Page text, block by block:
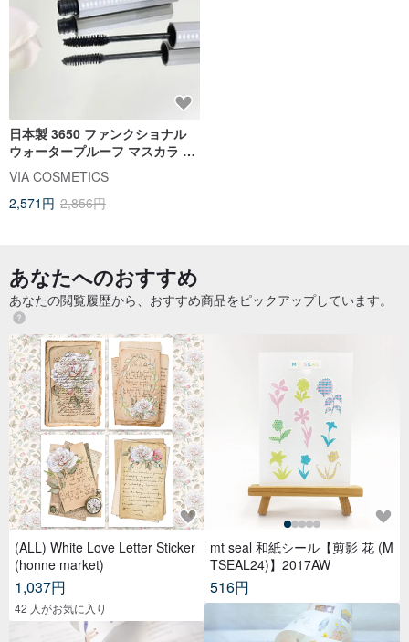
日本製 3650 ファンクショナル
ウォータープルーフ マスカラ シ
ックブラック| 日本から輸入 | 台
湾代理店直販
VIA COSMETICS
2,571円 2,856円
あなたへのおすすめ
あなたの閲覧履歴から、おすすめ商品をピックアップしています。
(ALL) White Love Letter Sticker
(honne market)
1,037円
42 人がお気に入り
mt seal 和紙シール【剪影 花 (M
TSEAL24)】2017AW
516円